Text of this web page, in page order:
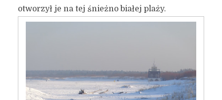
otworzył je na tej śnieżno białej plaży.